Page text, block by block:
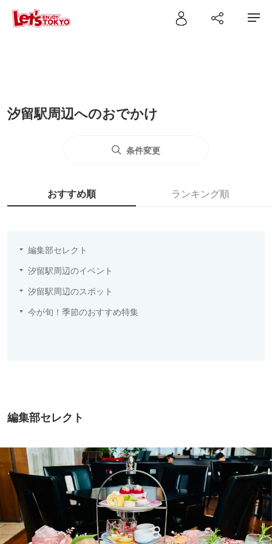
汐留駅周辺へのおでかけ
条件変更
おすすめ順 ランキング順
編集部セレクト
汐留駅周辺のイベント
汐留駅周辺のスポット
今が旬！季節のおすすめ特集
編集部セレクト